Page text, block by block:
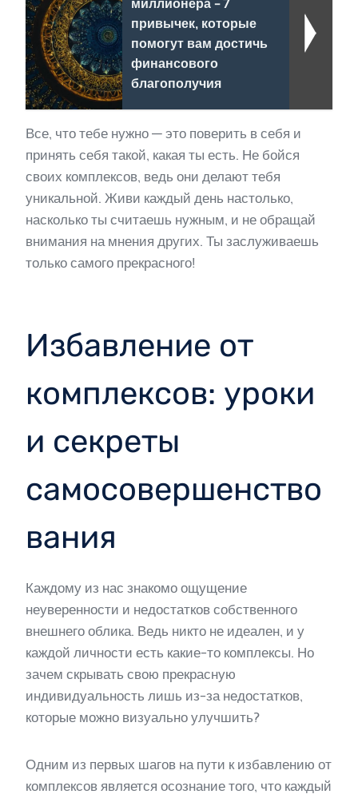
миллионера - 7
привычек, которые
помогут вам достичь
финансового
благополучия
Все, что тебе нужно — это поверить в себя и
принять себя такой, какая ты есть. Не бойся
своих комплексов, ведь они делают тебя
уникальной. Живи каждый день настолько,
насколько ты считаешь нужным, и не обращай
внимания на мнения других. Ты заслуживаешь
только самого прекрасного!
Избавление от
комплексов: уроки
и секреты
самосовершенство
вания
Каждому из нас знакомо ощущение
неуверенности и недостатков собственного
внешнего облика. Ведь никто не идеален, и у
каждой личности есть какие-то комплексы. Но
зачем скрывать свою прекрасную
индивидуальность лишь из-за недостатков,
которые можно визуально улучшить?
Одним из первых шагов на пути к избавлению от
комплексов является осознание того, что каждый